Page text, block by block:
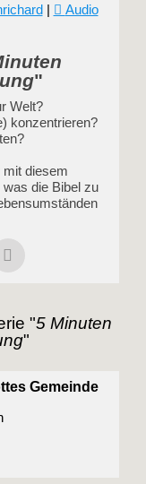
|
Audio
"
Welt?
konzentrieren?
mit diesem
die Bibel zu
"5 Minuten
"
Gemeinde